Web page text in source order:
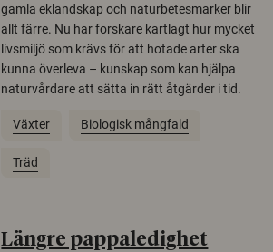
gamla eklandskap och naturbetesmarker blir
allt färre. Nu har forskare kartlagt hur mycket
livsmiljö som krävs för att hotade arter ska
kunna överleva – kunskap som kan hjälpa
naturvårdare att sätta in rätt åtgärder i tid.
Växter Biologisk mångfald
Träd
Längre pappaledighet